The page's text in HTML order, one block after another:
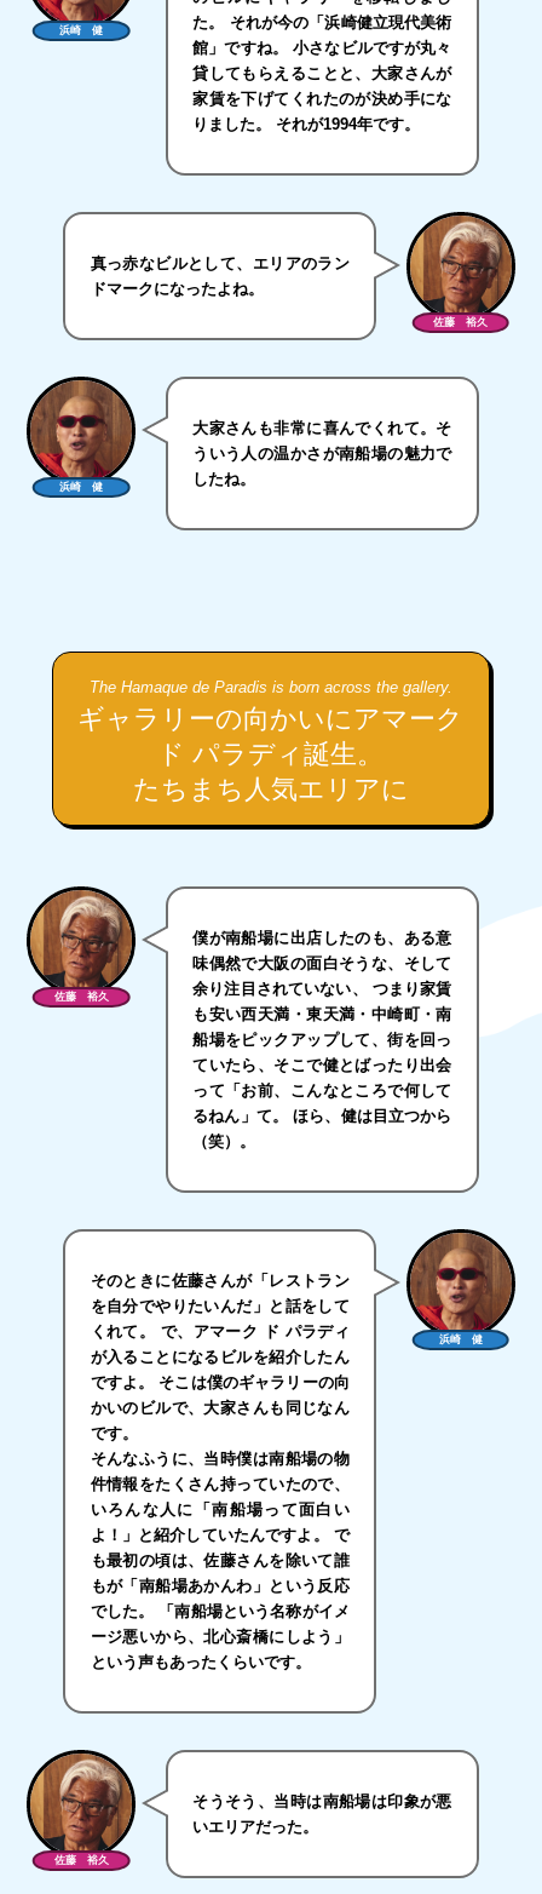
浜崎 健
た。 それが今の「浜崎健立現代美術
館」ですね。 小さなビルですが丸々
貸してもらえることと、大家さんが
家賃を下げてくれたのが決め手にな
りました。 それが1994年です。
佐藤 裕久
真っ赤なビルとして、エリアのラン
ドマークになったよね。
浜崎 健
大家さんも非常に喜んでくれて。そ
ういう人の温かさが南船場の魅力で
したね。
The Hamaque de Paradis is born across the gallery.
ギャラリーの向かいに アマーク
ド パラディ誕生。
たちまち人気エリアに
佐藤 裕久
僕が南船場に出店したのも、ある意
味偶然で大阪の面白そうな、そして
余り注目されていない、 つまり家賃
も安い西天満・東天満・中崎町・南
船場をピックアップして、街を回っ
ていたら、そこで健とばったり出会
って「お前、こんなところで何して
るねん」て。 ほら、健は目立つから
（笑）。
浜崎 健
そのときに佐藤さんが「レストラン
を自分でやりたいんだ」と話をして
くれて。 で、アマーク ド パラディ
が入ることになるビルを紹介したん
ですよ。 そこは僕のギャラリーの向
かいのビルで、大家さんも同じなん
です。
そんなふうに、当時僕は南船場の物
件情報をたくさん持っていたので、
いろんな人に「南船場って面白い
よ！」と紹介していたんですよ。 で
も最初の頃は、佐藤さんを除いて誰
もが「南船場あかんわ」という反応
でした。 「南船場という名称がイメ
ージ悪いから、北心斎橋にしよう」
という声もあったくらいです。
佐藤 裕久
そうそう、当時は南船場は印象が悪
いエリアだった。